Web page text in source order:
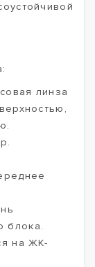
линза
блока.
на ЖК-